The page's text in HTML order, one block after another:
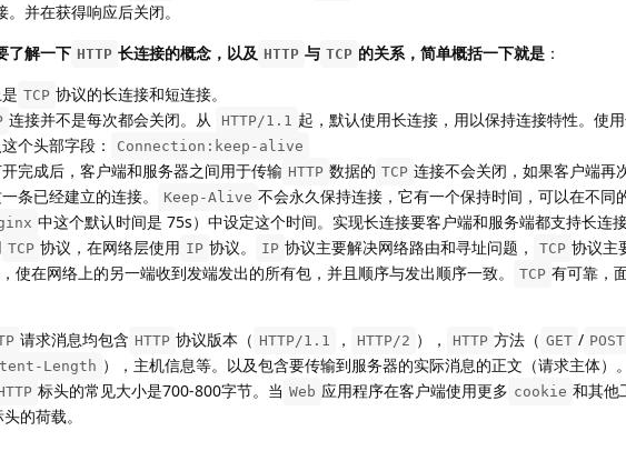
。并在获得响应后关闭。
了解一下 HTTP 长连接的概念，以及 HTTP 与 TCP 的关系，简单概括一下就是 ：
TCP 协议的长连接和短连接。
连接并不是每次都会关闭。从 HTTP/1.1 起，默认使用长连接，用以保持连接特性。使
个头部字段：
Connection:keep-alive
完成后，客户端和服务器之间用于传输 HTTP 数据的 TCP 连接不会关闭，如果客户端再
条已经建立的连接。
Keep-Alive 不会永久保持连接，它有一个保持时间，可以在不同
中这个默认时间是 75s）中设定这个时间。实现长连接要客户端和服务端都支持长连接
TCP 协议，在网络层使用 IP 协议。 IP 协议主要解决网络路由和寻址问题， TCP 协议主
使在网络上的另一端收到发端发出的所有包，并且顺序与发出顺序一致。
TCP 有可靠，
请求消息均包含 HTTP 协议版本（ HTTP/1.1 ， HTTP/2 ）， HTTP 方法（ GET / POST
Length ），主机信息等。以及包含要传输到服务器的实际消息的正文（请求主体）。
标头的常见大小是700-800字节。当 Web 应用程序在客户端使用更多 cookie 和其他
的荷载。